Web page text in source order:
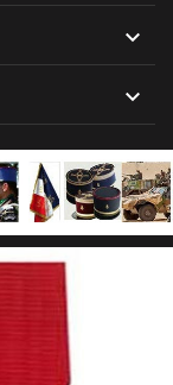

